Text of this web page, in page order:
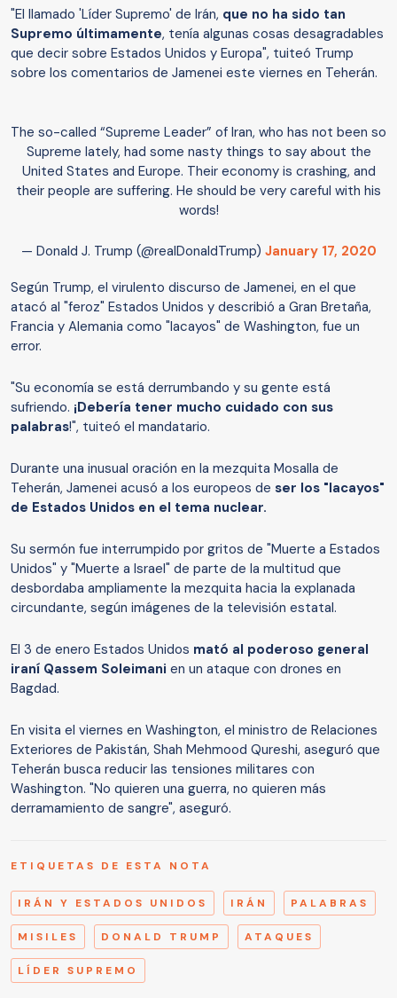
"El llamado 'Líder Supremo' de Irán, que no ha sido tan
Supremo últimamente, tenía algunas cosas desagradables
que decir sobre Estados Unidos y Europa", tuiteó Trump
sobre los comentarios de Jamenei este viernes en Teherán.
The so-called “Supreme Leader” of Iran, who has not been so
Supreme lately, had some nasty things to say about the
United States and Europe. Their economy is crashing, and
their people are suffering. He should be very careful with his
words!
— Donald J. Trump (@realDonaldTrump) January 17, 2020
Según Trump, el virulento discurso de Jamenei, en el que
atacó al "feroz" Estados Unidos y describió a Gran Bretaña,
Francia y Alemania como "lacayos" de Washington, fue un
error.
"Su economía se está derrumbando y su gente está
sufriendo. ¡Debería tener mucho cuidado con sus
palabras!", tuiteó el mandatario.
Durante una inusual oración en la mezquita Mosalla de
Teherán, Jamenei acusó a los europeos de ser los "lacayos"
de Estados Unidos en el tema nuclear.
Su sermón fue interrumpido por gritos de "Muerte a Estados
Unidos" y "Muerte a Israel" de parte de la multitud que
desbordaba ampliamente la mezquita hacia la explanada
circundante, según imágenes de la televisión estatal.
El 3 de enero Estados Unidos mató al poderoso general
iraní Qassem Soleimani en un ataque con drones en
Bagdad.
En visita el viernes en Washington, el ministro de Relaciones
Exteriores de Pakistán, Shah Mehmood Qureshi, aseguró que
Teherán busca reducir las tensiones militares con
Washington. "No quieren una guerra, no quieren más
derramamiento de sangre", aseguró.
ETIQUETAS DE ESTA NOTA
IRÁN Y ESTADOS UNIDOS IRÁN PALABRAS
MISILES DONALD TRUMP ATAQUES
LÍDER SUPREMO